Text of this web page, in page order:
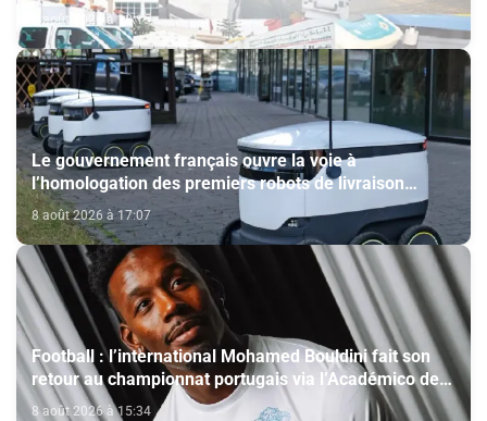
8 août 2026 à 18:15
Le gouvernement français ouvre la voie à
l’homologation des premiers robots de livraison
autonome
8 août 2026 à 17:07
Football : l’international Mohamed Bouldini fait son
retour au championnat portugais via l’Académico de
Viseu
8 août 2026 à 15:34